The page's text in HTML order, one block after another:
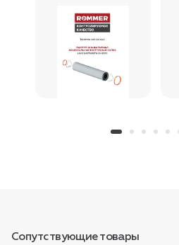
Сопутствующие товары